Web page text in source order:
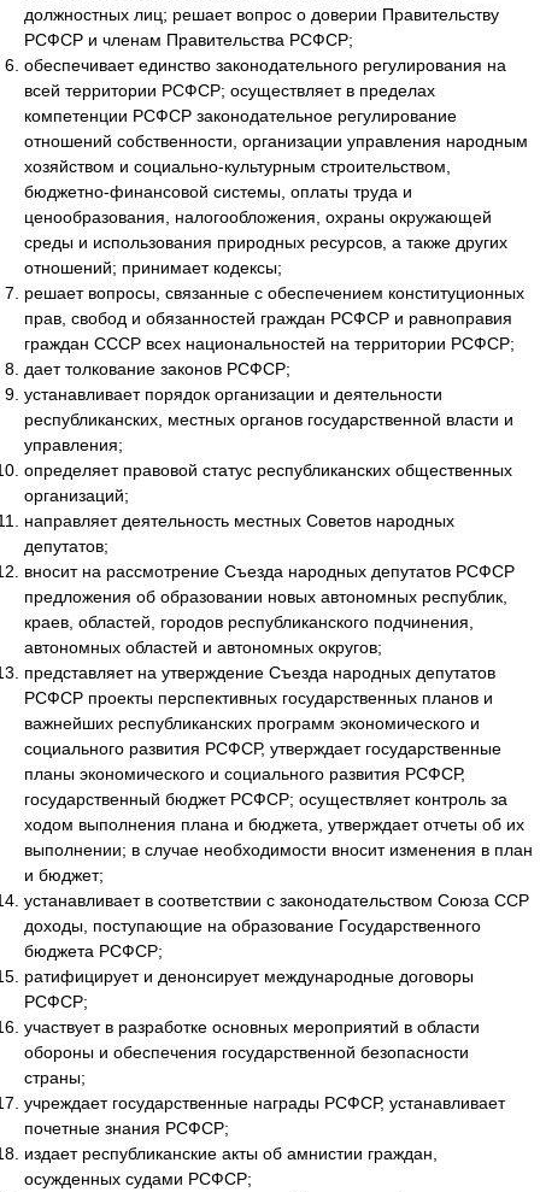
должностных лиц; решает вопрос о доверии Правительству
РСФСР и членам Правительства РСФСР;
обеспечивает единство законодательного регулирования на
всей территории РСФСР; осуществляет в пределах
компетенции РСФСР законодательное регулирование
отношений собственности, организации управления народным
хозяйством и социально-культурным строительством,
бюджетно-финансовой системы, оплаты труда и
ценообразования, налогообложения, охраны окружающей
среды и использования природных ресурсов, а также других
отношений; принимает кодексы;
решает вопросы, связанные с обеспечением конституционных
прав, свобод и обязанностей граждан РСФСР и равноправия
граждан СССР всех национальностей на территории РСФСР;
дает толкование законов РСФСР;
устанавливает порядок организации и деятельности
республиканских, местных органов государственной власти и
управления;
определяет правовой статус республиканских общественных
организаций;
направляет деятельность местных Советов народных
депутатов;
вносит на рассмотрение Съезда народных депутатов РСФСР
предложения об образовании новых автономных республик,
краев, областей, городов республиканского подчинения,
автономных областей и автономных округов;
представляет на утверждение Съезда народных депутатов
РСФСР проекты перспективных государственных планов и
важнейших республиканских программ экономического и
социального развития РСФСР, утверждает государственные
планы экономического и социального развития РСФСР,
государственный бюджет РСФСР; осуществляет контроль за
ходом выполнения плана и бюджета, утверждает отчеты об их
выполнении; в случае необходимости вносит изменения в план
и бюджет;
устанавливает в соответствии с законодательством Союза ССР
доходы, поступающие на образование Государственного
бюджета РСФСР;
ратифицирует и денонсирует международные договоры
РСФСР;
участвует в разработке основных мероприятий в области
обороны и обеспечения государственной безопасности
страны;
учреждает государственные награды РСФСР, устанавливает
почетные знания РСФСР;
издает республиканские акты об амнистии граждан,
осужденных судами РСФСР;